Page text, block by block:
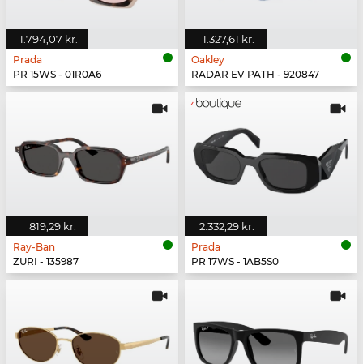
1.794,07 kr.
Prada
PR 15WS - 01R0A6
1.327,61 kr.
Oakley
RADAR EV PATH - 920847
819,29 kr.
Ray-Ban
ZURI - 135987
2.332,29 kr.
Prada
PR 17WS - 1AB5S0